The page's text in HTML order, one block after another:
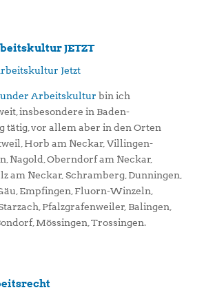
JETZT
Arbeitskultur bin ich
insbesondere in Baden-
vor allem aber in den Orten
Horb am Neckar, Villingen-
Nagold, Oberndorf am Neckar,
am Neckar, Schramberg, Dunningen,
Empfingen, Fluorn-Winzeln,
Pfalzgrafenweiler, Balingen,
Mössingen, Trossingen.